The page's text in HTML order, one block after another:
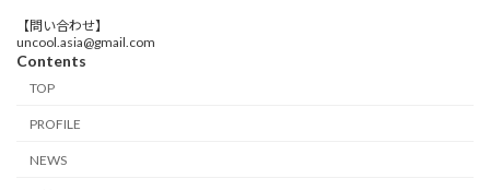
【問い合わせ】
uncool.asia@gmail.com
Contents
TOP
PROFILE
NEWS